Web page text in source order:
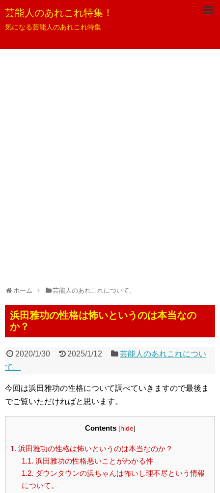
芸能人のあれこれ特集！
気になる芸能人のあれこれ特集
ホーム 芸能人のあれこれについて。
浜田雅功の性格は怖いというのは本当なの
か？
2020/1/30 2025/1/12
芸能人のあれこれについ
て。
今回は浜田雅功の性格について調べていきますので最後ま
でご覧いただければと思います。
Contents [hide]
1. 浜田雅功の性格は怖いというのは本当なのか？
1.1. 浜田雅功の性格悪いことがわかる件
1.2. ダウンタウンの浜ちゃんは怖いし理不尽という情報
について。